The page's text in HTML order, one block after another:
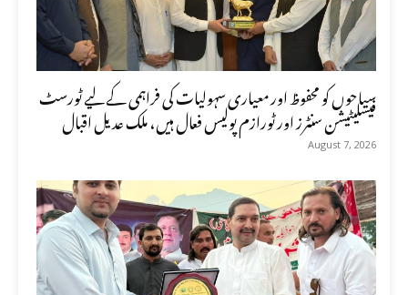
سیاحوں کو محفوظ اور معیاری سہولیات کی فراہمی کے لیے ٹورسٹ
فیسلیٹیشن سنٹرز اور ٹورازم پولیس فعال ہیں، ملک عدیل اقبال
August 7, 2026